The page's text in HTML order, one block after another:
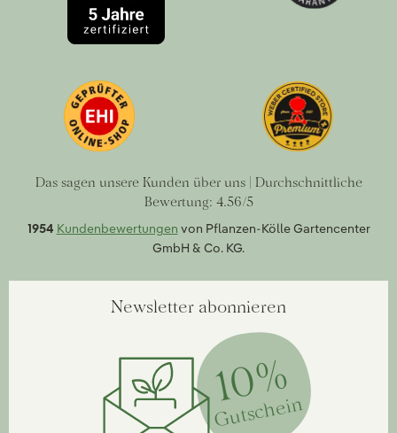
Das sagen unsere Kunden über uns | Durchschnittliche
Bewertung: 4.56/5
1954 Kundenbewertungen von Pflanzen-Kölle Gartencenter
GmbH & Co. KG.
Newsletter abonnieren
10%
Gutschein